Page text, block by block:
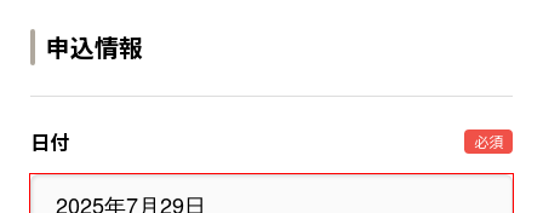
申込情報
日付 必須